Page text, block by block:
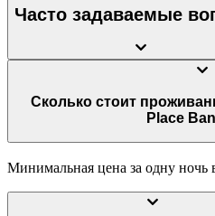
Часто задаваемые
Сколько стоит проживание в отеле
Place
Минимальная цена за одну ночь